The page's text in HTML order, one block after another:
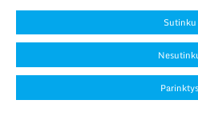
Visada traukė
fizika, todėl atsidūriau
tenka ne tik auginti
savybes. Su šviesai jautriais
Sutinku
Parinktys